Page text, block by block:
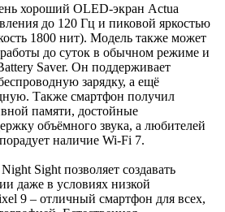
хороший OLED-экран Actua
до 120 Гц и пиковой яркостью
1800 нит). Модель также может
до суток в обычном режиме и
Saver. Он поддерживает
зарядку, а ещё
Также смартфон получил
памяти, достойные
объёмного звука, а любителей
наличие Wi-Fi 7.
Sight позволяет создавать
даже в условиях низкой
9 – отличный смартфон для всех,